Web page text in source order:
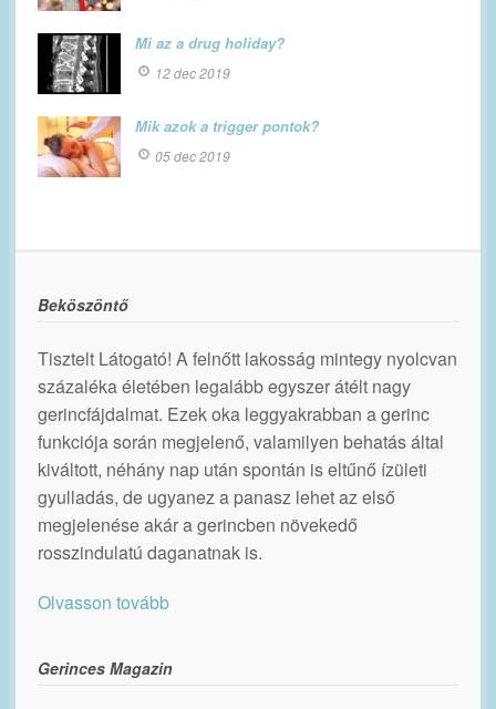
Mi az a drug holiday?
12 dec 2019
Mik azok a trigger pontok?
05 dec 2019
Beköszöntő
Tisztelt Látogató! A felnőtt lakosság mintegy nyolcvan
százaléka életében legalább egyszer átélt nagy
gerincfájdalmat. Ezek oka leggyakrabban a gerinc
funkciója során megjelenő, valamilyen behatás által
kiváltott, néhány nap után spontán is eltűnő ízületi
gyulladás, de ugyanez a panasz lehet az első
megjelenése akár a gerincben növekedő
rosszindulatú daganatnak is.
Olvasson tovább
Gerinces Magazin